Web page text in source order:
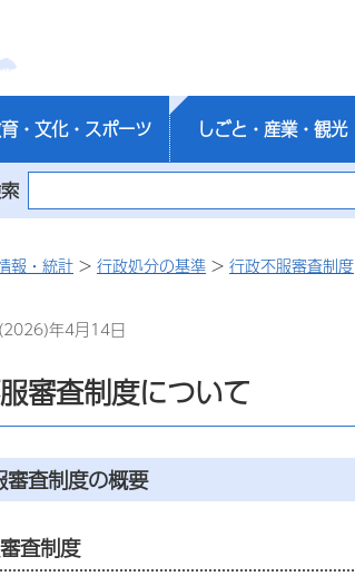
・文化・スポーツ しごと・産業・観光
報・統計 > 行政処分の基準 > 行政不服審査制度
年4月14日
審査制度について
審査制度の概要
査制度